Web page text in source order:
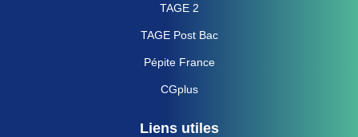
TAGE 2
TAGE Post Bac
Pépite France
CGplus
Liens utiles